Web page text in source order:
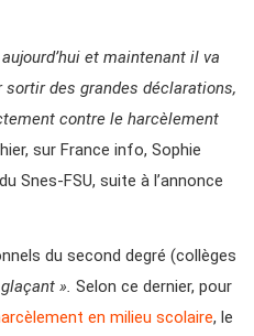
et maintenant il va
des grandes déclarations,
contre le harcèlement
sur France info, Sophie
Snes-FSU, suite à l’annonce
du second degré (collèges
». Selon ce dernier, pour
en milieu scolaire, le